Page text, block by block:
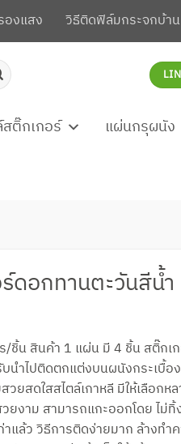
องแสง วิธีติดฟิล์มกระจกบ้าน
ติ๊กเกอร์
แผ่นกรุผนัง
ดอกทานตะวันสีน้ำ
/ชิ้น สินค้า 1 แผ่น มี 4 ชิ้น สติ๊กเ
นำไปติดตกแต่งบนผนังกระเบื้
ยสดใสสไตล์เกาหลี มีให้เลือกห
งาม สามารถแกะออกโดย ไม่ทิ้
าแล้ว วิธีการติดง่ายมาก ล้างท